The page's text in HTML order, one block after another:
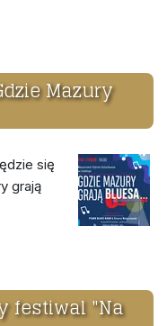
Mazury
się
grają
festiwal "Na